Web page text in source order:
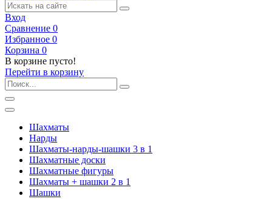
Вход
Сравнение 0
Избранное 0
Корзина 0
В корзине пусто!
Перейти в корзину
Шахматы
Нарды
Шахматы-нарды-шашки 3 в 1
Шахматные доски
Шахматные фигуры
Шахматы + шашки 2 в 1
Шашки